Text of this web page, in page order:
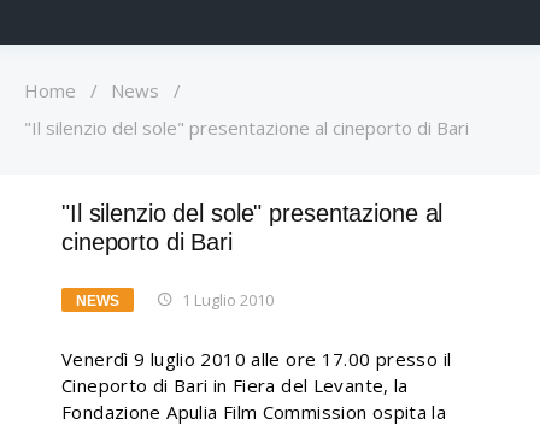
Home / News
/
"Il silenzio del sole" presentazione al cineporto di Bari
"Il silenzio del sole" presentazione al
cineporto di Bari
NEWS 1 Luglio 2010
Venerdì 9 luglio 2010 alle ore 17.00 presso il
Cineporto di Bari in Fiera del Levante, la
Fondazione Apulia Film Commission ospita la